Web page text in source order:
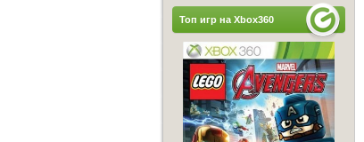
Топ игр на Xbox360